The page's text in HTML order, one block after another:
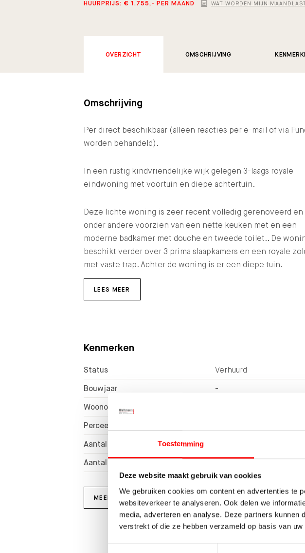
Toestemming
Deze website maakt gebruik van cookies
We gebruiken cookies om content en advertenties te
websiteverkeer te analyseren. Ook delen we
media, adverteren en analyse. Deze partners kunnen
verstrekt of die ze hebben verzameld op basis van
HUURPRIJS: € 1.755,- PER MAAND WAT WORDEN MIJN
OVERZICHT OMSCHRIJVING
Omschrijving
Per direct beschikbaar (alleen reacties per e-mail of via
worden behandeld).
In een rustig kindvriendelijke wijk gelegen 3-laags royale
eindwoning met voortuin en diepe achtertuin.
Deze lichte woning is zeer recent volledig gerenoveerd en
onder andere voorzien van een nette keuken met en een
moderne badkamer met douche en tweede toilet.. De
beschikt verder over 3 prima slaapkamers en een royale
met vaste trap. Achter de woning is er een diepe tuin.
LEES MEER
Kenmerken
Status
Verhuurd
Bouwjaar
-
Woonoppervlakte
Perceeloppervlakte
Aantal kamers
Aantal slaapkamers
MEER KENMERKEN